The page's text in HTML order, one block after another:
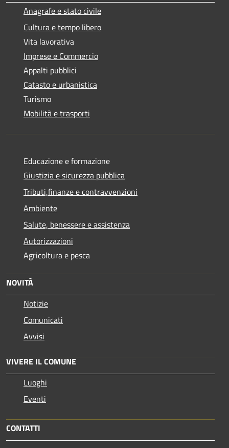
Anagrafe e stato civile
Cultura e tempo libero
Vita lavorativa
Imprese e Commercio
Appalti pubblici
Catasto e urbanistica
Turismo
Mobilità e trasporti
Educazione e formazione
Giustizia e sicurezza pubblica
Tributi,finanze e contravvenzioni
Ambiente
Salute, benessere e assistenza
Autorizzazioni
Agricoltura e pesca
NOVITÀ
Notizie
Comunicati
Avvisi
VIVERE IL COMUNE
Luoghi
Eventi
CONTATTI